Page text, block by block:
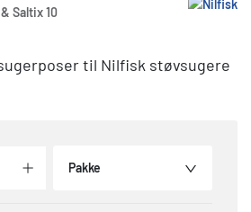
Saltix 10
til Nilfisk støvsugere
Pakke